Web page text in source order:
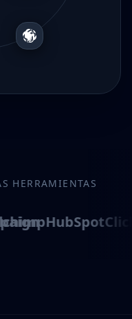
HERRAMIENTAS
HubSpot